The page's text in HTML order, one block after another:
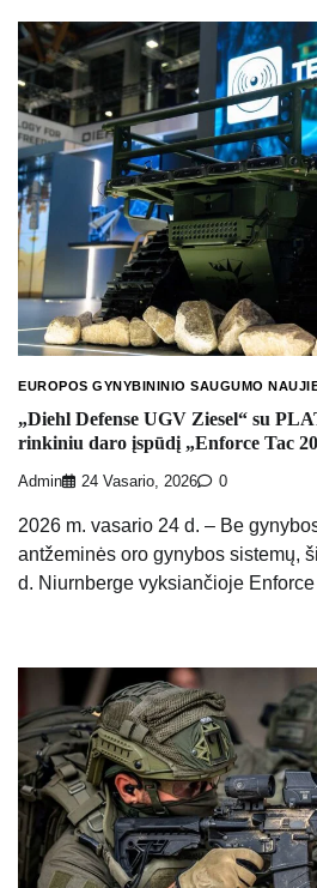
EUROPOS GYNYBININIO SAUGUMO
„Diehl Defense UGV Ziesel“ su
rinkiniu daro įspūdį „Enforce Tac
Admin 24 Vasario, 2026 0
2026 m. vasario 24 d. – Be
antžeminės oro gynybos sistemų,
d. Niurnberge vyksiančioje